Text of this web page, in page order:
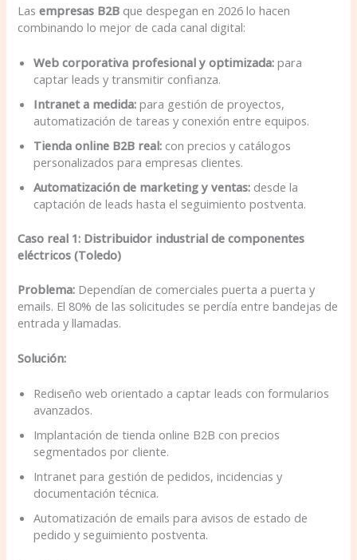
Lasempresas B2B que despegan en 2026 lo hacen
combinando lo mejor de cada canal digital:
Web corporativa profesional y optimizada: para
captar leads y transmitir confianza.
Intranet a medida: para gestión de proyectos,
automatización de tareas y conexión entre equipos.
Tienda online B2B real: con precios y catálogos
personalizados para empresas clientes.
Automatización de marketing y ventas: desde la
captación de leads hasta el seguimiento postventa.
Caso real 1: Distribuidor industrial de componentes
eléctricos (Toledo)
Problema: Dependían de comerciales puerta a puerta y
emails. El 80% de las solicitudes se perdía entre bandejas de
entrada y llamadas.
Solución:
Rediseño web orientado a captar leads con formularios
avanzados.
Implantación de tienda online B2B con precios
segmentados por cliente.
Intranet para gestión de pedidos, incidencias y
documentación técnica.
Automatización de emails para avisos de estado de
pedido y seguimiento postventa.